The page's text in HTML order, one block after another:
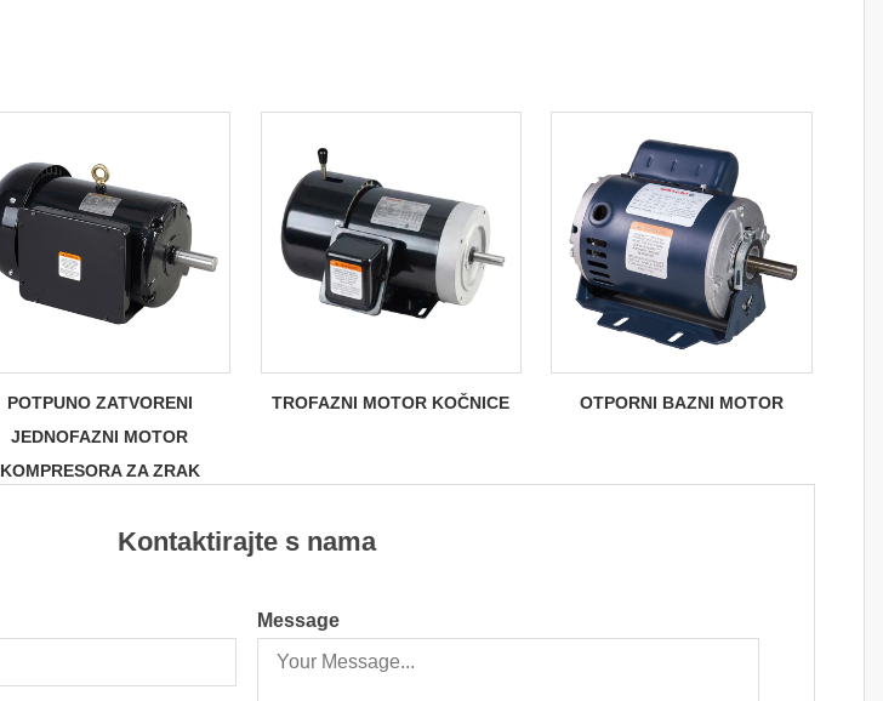
POTPUNO ZATVORENI
JEDNOFAZNI MOTOR
KOMPRESORA ZA ZRAK
TROFAZNI MOTOR KOČNICE OTPORNI BAZNI MOTOR
Kontaktirajte s nama
Message